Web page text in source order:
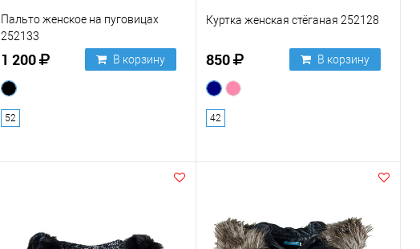
Пальто женское на пуговицах
252133
1 200 В корзину
52
Куртка женская стёганая 252128
850 В корзину
42